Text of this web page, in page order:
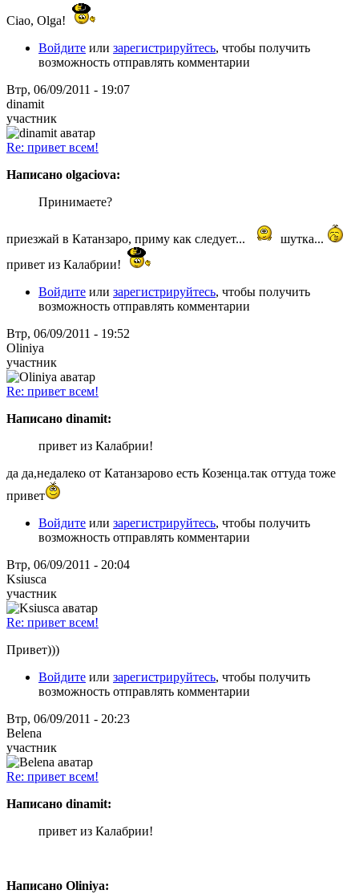
Ciao, Olga!
Войдите или зарегистрируйтесь, чтобы получить
возможность отправлять комментарии
Втр, 06/09/2011 - 19:07
dinamit
участник
Re: привет всем!
Написано olgaciova:
Принимаете?
приезжай в Катанзаро, приму как следует...
шутка...
привет из Калабрии!
Войдите или зарегистрируйтесь, чтобы получить
возможность отправлять комментарии
Втр, 06/09/2011 - 19:52
Oliniya
участник
Re: привет всем!
Написано dinamit:
привет из Калабрии!
да да,недалеко от Катанзарово есть Козенца.так оттуда тоже
привет
Войдите или зарегистрируйтесь, чтобы получить
возможность отправлять комментарии
Втр, 06/09/2011 - 20:04
Ksiusca
участник
Re: привет всем!
Привет)))
Войдите или зарегистрируйтесь, чтобы получить
возможность отправлять комментарии
Втр, 06/09/2011 - 20:23
Belena
участник
Re: привет всем!
Написано dinamit:
привет из Калабрии!
Написано Oliniya: